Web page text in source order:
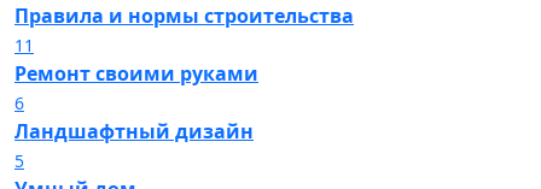
Правила и нормы строительства
11
Ремонт своими руками
6
Ландшафтный дизайн
5